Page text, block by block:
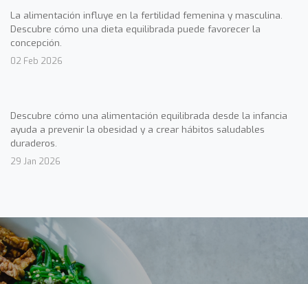
La alimentación influye en la fertilidad femenina y masculina.
Descubre cómo una dieta equilibrada puede favorecer la
concepción.
02 Feb 2026
Descubre cómo una alimentación equilibrada desde la infancia
ayuda a prevenir la obesidad y a crear hábitos saludables
duraderos.
29 Jan 2026